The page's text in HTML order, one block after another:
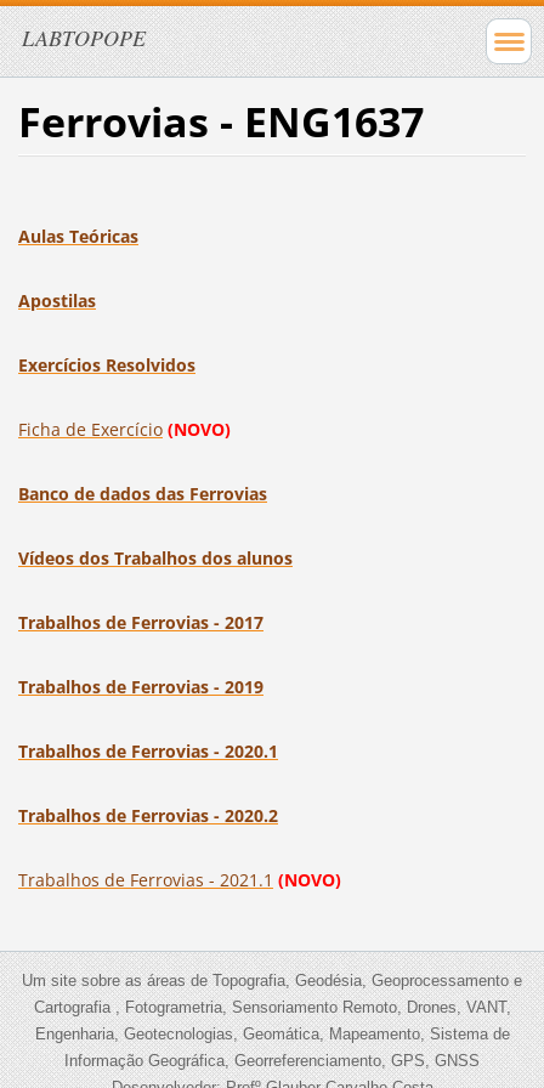
LABTOPOPE
Ferrovias - ENG1637
Aulas Teóricas
Apostilas
Exercícios Resolvidos
Ficha de Exercício (NOVO)
Banco de dados das Ferrovias
Vídeos dos Trabalhos dos alunos
Trabalhos de Ferrovias - 2017
Trabalhos de Ferrovias - 2019
Trabalhos de Ferrovias - 2020.1
Trabalhos de Ferrovias - 2020.2
Trabalhos de Ferrovias - 2021.1 (NOVO)
Um site sobre as áreas de Topografia, Geodésia, Geoprocessamento e
Cartografia , Fotogrametria, Sensoriamento Remoto, Drones, VANT,
Engenharia, Geotecnologias, Geomática, Mapeamento, Sistema de
Informação Geográfica, Georreferenciamento, GPS, GNSS